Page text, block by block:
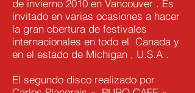
de invierno 2010 en Vancouver . Es
invitado en varias ocasiones a hacer
la gran obertura de festivales
internacionales en todo el Canada y
en el estado de Michigan , U.S.A .
El segundo disco realizado por